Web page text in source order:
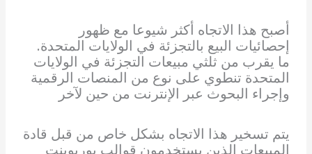
أصبح هذا الاتجاه أكثر شيوعا مع ظهور
إحصائيات البيع بالتجزئة في الولايات المتحدة.
ما يقرب من ثلثي مبيعات التجزئة في الولايات
المتحدة تنطوي على نوع من المنصات الرقمية
وإجراء البحوث عبر الإنترنت من حين لآخر
يتم تسخير هذا الاتجاه بشكل خاص من قبل قادة
المبيعات الذين يستخدمون قوالب بوربوينت